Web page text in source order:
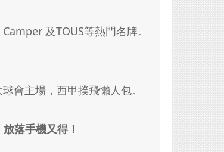
及TOUS等熱門名牌。
會主場，西甲撲飛懶人包。
落手機又得！